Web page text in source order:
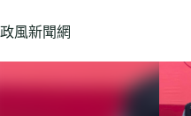
至
政風新聞網